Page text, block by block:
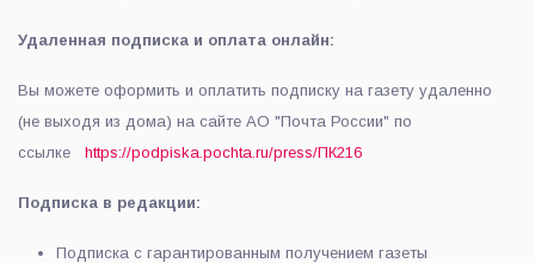
Удаленная подписка и оплата онлайн:
Вы можете оформить и оплатить подписку на газету удаленно
(не выходя из дома) на сайте АО "Почта России" по
ссылке
https://podpiska.pochta.ru/press/ПК216
Подписка в редакции:
Подписка с гарантированным получением газеты